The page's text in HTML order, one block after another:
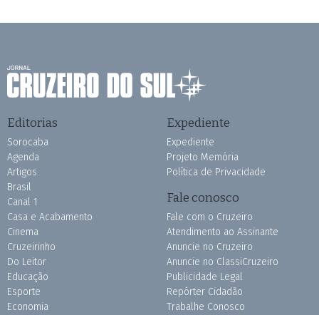
Editorias
Sorocaba
Agenda
Artigos
Brasil
Canal 1
Casa e Acabamento
Cinema
Cruzeirinho
Do Leitor
Educação
Esporte
Economia
Expediente
Expediente
Projeto Memória
Política de Privacidade
Fale conosco
Fale com o Cruzeiro
Atendimento ao Assinante
Anuncie no Cruzeiro
Anuncie no ClassiCruzeiro
Publicidade Legal
Repórter Cidadão
Trabalhe Conosco